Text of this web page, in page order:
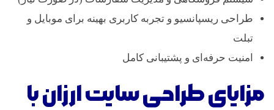
طراحی ریسپانسیو و تجربه کاربری بهینه برای موبایل و
تبلت
امنیت حرفه‌ای و پشتیبانی کامل
مزایای طراحی سایت ارزان با